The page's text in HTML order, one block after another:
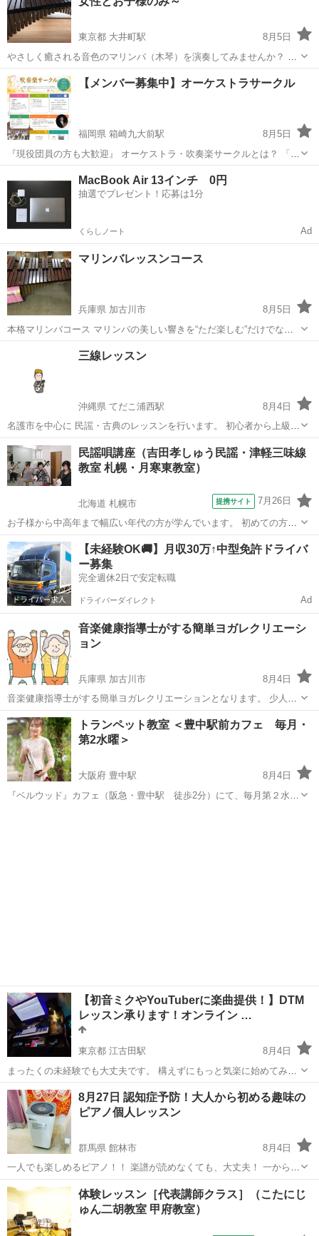
す。 人は誰でも一人ひとり違う個性を持...
東京都 大井町駅
8月5日
やさしく癒される音色のマリンバ（木琴）を演奏してみませんか？ ♪
マリンバの音色に癒されたい ♪ブラスバンド在籍しているけど打楽器
担当で悩んでいる学生さん ♪昔なつかしいマリンバに触れたい ♪脳ト
レ...
東京 品川区 その他
【メンバー募集中】オーケストラサークル
福岡県 箱崎九大前駅
8月5日
『現役団員の方も大歓迎』 オーケストラ・吹奏楽サークルとは？ 「も
っと音楽を楽しみたい」 「アンサンブルを学びたい」 そんな方のため
のコミュニティサークルです。 基礎練習から合奏まで、講師の指導を
受けながら楽しく活動し...
その他 オーケストラ
MacBook Air 13インチ 0円
抽選でプレゼント！応募は1分
くらしノート Ad
マリンバレッスンコース
兵庫県 加古川市
8月5日
本格マリンバコース マリンバの美しい響きを“ただ楽しむ”だけでな
く、「思い通りに表現できる力」へと高めていく本格レッスンです。
趣味としての演奏から、音大受験・コンクール・吹奏楽でのスキルア
ップまで、一人ひとりの目標に合わせ...
加古川市
三線レッスン
沖縄県 てだこ浦西駅
8月4日
名護市を中心に 民謡・古典のレッスンを行います。 初心者から上級者
まで 日程調整可能です！ 気になる方は是非連絡ください 【実績】 ・
琉球古典音楽野村流保存会 教師 ・沖縄タイムス伝統芸能選考会 グ
ランプリ ・琉球國民...
沖縄 名護市 てだこ浦西駅 その他 民謡
民謡唄講座（吉田孝しゅう民謡・津軽三味線
教室 札幌・月寒東教室）
北海道 札幌市 提携サイト 7月26日
お子様から中高年まで幅広い年代の方が学んでいます。 初めての方も
大歓迎♪
北海道 札幌市 その他
【未経験OK🚚】月収30万↑中型免許ドライバ
ー募集
完全週休2日で安定転職
ドライバーダイレクト Ad
音楽健康指導士がする簡単ヨガレクリエーシ
ョン
兵庫県 加古川市
8月4日
音楽健康指導士がする簡単ヨガレクリエーションとなります。 少人数
で、椅子に座ってでも出来ます。 もちろん、立ってでも出来ます。 無
理なく、音楽レクリエーションヨガとして一緒に簡単ヨガしません
か？ 今回は体験版として、喫茶店...
兵庫 加古川市 少人数
トランペット教室 ＜豊中駅前カフェ 毎月・
第2水曜＞
大阪府 豊中駅
8月4日
『ベルウッド』カフェ（阪急・豊中駅 徒歩2分）にて、毎月第２水曜
【初音ミクやYouTuberに楽曲提供！】DTM
レッスン承ります！オンライン …
東京都 江古田駅
8月4日
まったくの未経験でも大丈夫です。 構えずにもっと気楽に始めてみて
も音楽は受け入れてくれます。 曲を作るということは難しく考えてし
まいますが、音と音をつなぎ合わせるパズルと思っていただければ大
丈夫です。 どのよう...
東京 練馬区 江古田駅 その他 DTM
8月27日 認知症予防！大人から初める趣味の
ピアノ個人レッスン
群馬県 館林市
8月4日
一人でも楽しめるピアノ！！ 楽譜が読めなくても、大丈夫！ 一からマ
イペースに楽しみましょう！ キーボードでも電子ピアノでもOK! 認知
症予防にも！！ もちろん、楽譜も読めるようになりたい方や基礎から
しっかりやりたい方も大...
群馬 館林市 その他 オカリナ
体験レッスン［代表講師クラス］（こたにじ
ゅん二胡教室 甲府教室）